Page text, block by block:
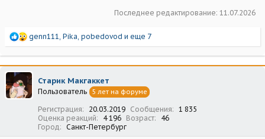
Последнее редактирование: 11.07.2026
Р
а
к
ц
и
и
genn111, Pika, pobedovod и еще 7
Старик Макгаккет
Пользователь 5 лет на форуме
Регистрация 20.03.2019 Сообщения
1 835
Оценка реакций
4 196 Возраст
46
Город
Санкт-Петербург